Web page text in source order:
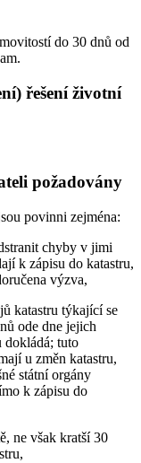
do 30 dnů od
řešení životní
požadovány
povinni zejména:
chyby v jimi
k zápisu do katastru,
výzva,
katastru týkající se
ode dne jejich
dokládá; tuto
u změn katastru,
státní orgány
k zápisu do
ne však kratší 30